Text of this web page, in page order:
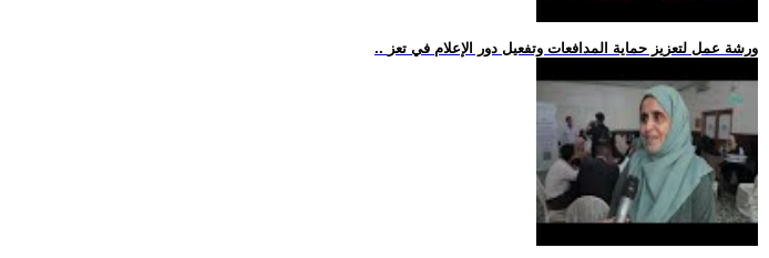
.. ورشة عمل لتعزيز حماية المدافعات وتفعيل دور الإعلام في تعز